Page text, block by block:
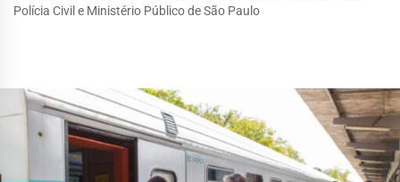
Polícia Civil e Ministério Público de São Paulo